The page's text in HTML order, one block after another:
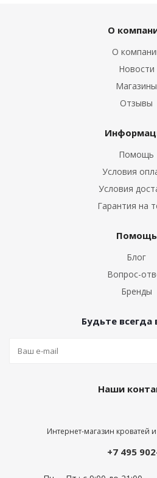
О
О
Новости
Магазины
Отзывы
Помощь
Условия
Условия
Гарантия на
Помощь
Блог
Вопрос-
Бренды
Будьте всегда
Наши
Интернет-магазин кроватей
+7 495